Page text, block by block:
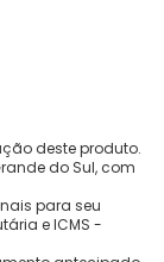
deste produto.
do Sul, com
para seu
e ICMS -